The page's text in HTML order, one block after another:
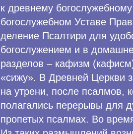
к древнему
богослужебном Уставе
деление Псалтири для
богослужением и в
разделов – кафизм
«сижу». В Древней Церкви
на утрени, после псалмов,
полагались перерывы для
пропетых псалмах. Во